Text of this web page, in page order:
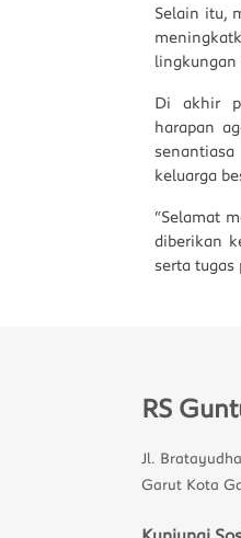
Selain itu,
lingkungan
Di akhir
harapan
keluarga
“Selamat
diberikan
serta tugas
RS
Jl.
Garut Kota